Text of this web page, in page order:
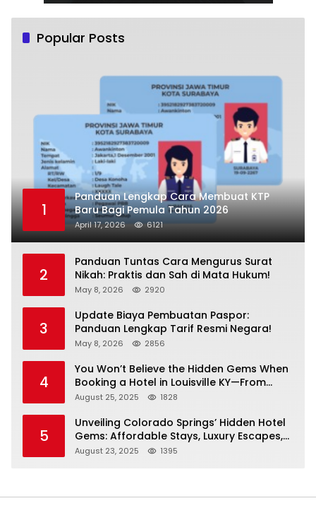
Popular Posts
1
Panduan Lengkap Cara Membuat KTP
Baru Bagi Pemula Tahun 2026
April 17, 2026 6121
2
Panduan Tuntas Cara Mengurus Surat
Nikah: Praktis dan Sah di Mata Hukum!
May 8, 2026 2920
3
Update Biaya Pembuatan Paspor:
Panduan Lengkap Tarif Resmi Negara!
May 8, 2026 2856
4
You Won’t Believe the Hidden Gems When
Booking a Hotel in Louisville KY—From
Cheap to Luxe!
August 25, 2025 1828
5
Unveiling Colorado Springs’ Hidden Hotel
Gems: Affordable Stays, Luxury Escapes,
and Everything In Between!
August 23, 2025 1395